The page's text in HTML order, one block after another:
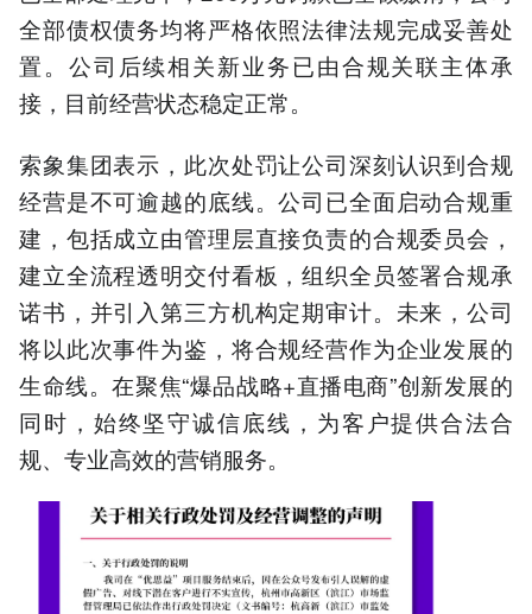
全部债权债务均将严格依照法律法规完成妥善处
置。公司后续相关新业务已由合规关联主体承
接，目前经营状态稳定正常。
索象集团表示，此次处罚让公司深刻认识到合规
经营是不可逾越的底线。公司已全面启动合规重
建，包括成立由管理层直接负责的合规委员会，
建立全流程透明交付看板，组织全员签署合规承
诺书，并引入第三方机构定期审计。未来，公司
将以此次事件为鉴，将合规经营作为企业发展的
生命线。在聚焦“爆品战略+直播电商”创新发展的
同时，始终坚守诚信底线，为客户提供合法合
规、专业高效的营销服务。